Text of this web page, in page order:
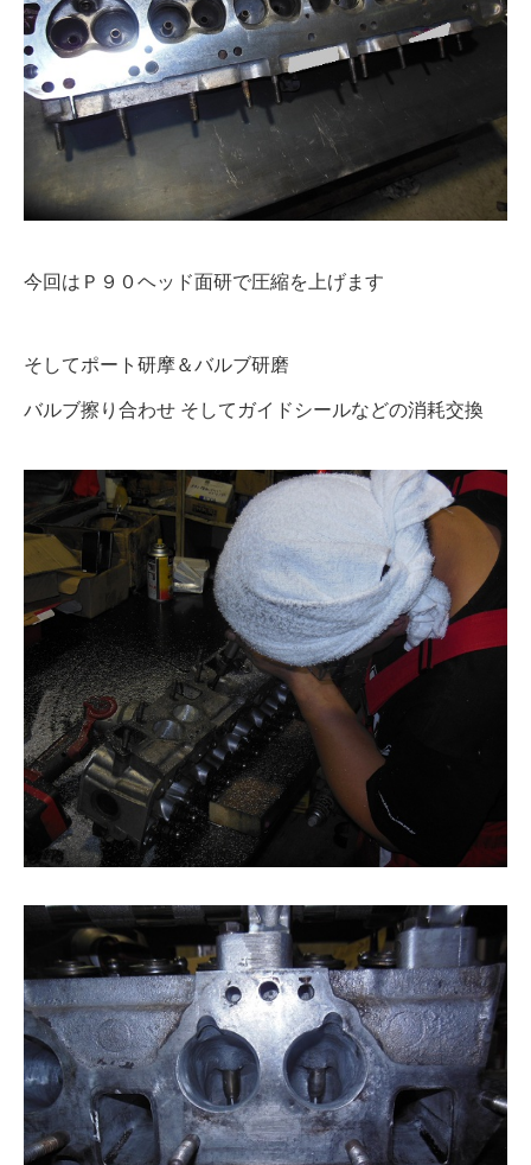
今回はＰ９０ヘッド面研で圧縮を上げます
そしてポート研摩＆バルブ研磨
バルブ擦り合わせ そしてガイドシールなどの消耗交換